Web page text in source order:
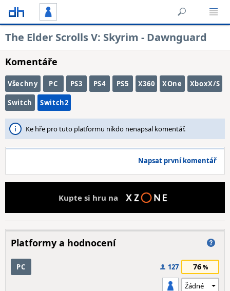
The Elder Scrolls V: Skyrim - Dawnguard
Komentáře
Všechny PC PS3 PS4 PS5 X360 XOne XboxX/S
Switch Switch2
Ke hře pro tuto platformu nikdo nenapsal komentář.
Napsat první komentář
Kupte si hru na
Platformy a hodnocení
PC 127 76